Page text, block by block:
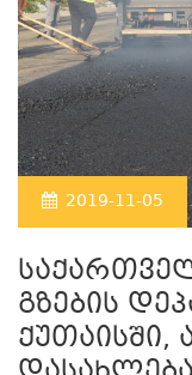
2019-11-05
გზების
ქუთაისში,